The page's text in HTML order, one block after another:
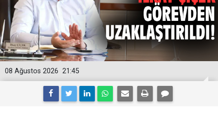
21:45
08 Ağustos 2026